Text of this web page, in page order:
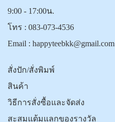
9:00 - 17:00น.
โทร : 083-073-4536
Email : happyteebkk@gmail.com
สั่งปัก/สั่งพิมพ์
สินค้า
วิธีการสั่งซื้อและจัดส่ง
สะสมแต้มแลกของรางวัล